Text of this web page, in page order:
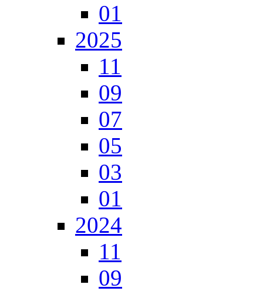
01
2025
11
09
07
05
03
01
2024
11
09